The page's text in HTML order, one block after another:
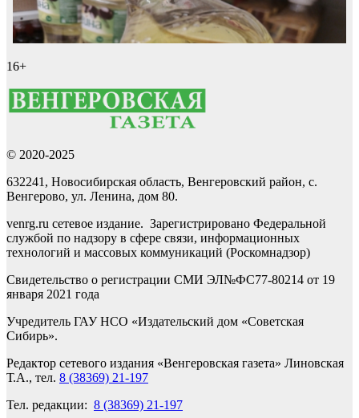
16+
© 2020-2025
632241, Новосибирская область, Венгеровский район, с.
Венгерово, ул. Ленина, дом 80.
venrg.ru сетевое издание. Зарегистрировано Федеральной
службой по надзору в сфере связи, информационных
технологий и массовых коммуникаций (Роскомнадзор)
Свидетельство о регистрации СМИ ЭЛ№ФС77-80214 от 19
января 2021 года
Учредитель ГАУ НСО «Издательский дом «Советская
Сибирь».
Редактор сетевого издания «Венгеровская газета» Линовская
Т.А., тел. 8 (38369) 21-197
Тел. редакции: 8 (38369) 21-197